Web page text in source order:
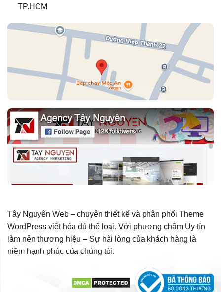
TP.HCM
Tây Nguyên Web – chuyên thiết kế và phân phối Theme
WordPress việt hóa đủ thể loại. Với phương châm Uy tín
làm nên thương hiệu – Sự hài lòng của khách hàng là
niềm hạnh phúc của chúng tôi.